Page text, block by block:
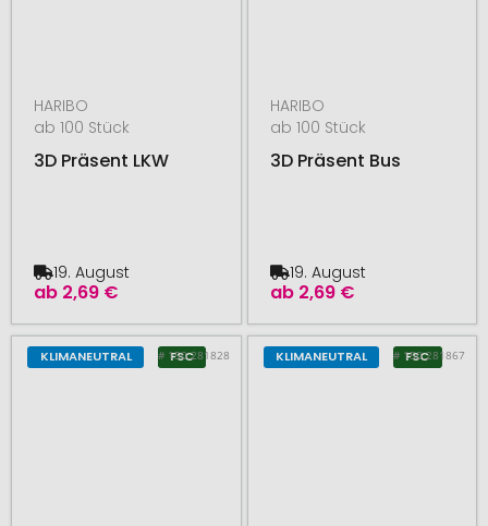
HARIBO
ab 100 Stück
3D Präsent LKW
ab 2,69 €
19. August
HARIBO
ab 100 Stück
3D Präsent Bus
ab 2,69 €
19. August
KLIMANEUTRAL FSC
# 150.281828 KLIMANEUTRAL FSC
# 150.281867